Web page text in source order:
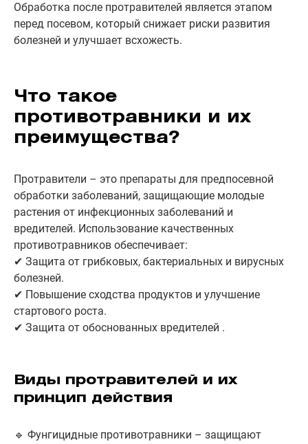
Обработка после протравителей является этапом
перед посевом, который снижает риски развития
болезней и улучшает всхожесть.
Что такое
противотравники и их
преимущества?
Протравители – это препараты для предпосевной
обработки заболеваний, защищающие молодые
растения от инфекционных заболеваний и
вредителей. Использование качественных
противотравников обеспечивает:
✔ Защита от грибковых, бактериальных и вирусных
болезней.
✔ Повышение сходства продуктов и улучшение
стартового роста.
✔ Защита от обоснованных вредителей .
Виды протравителей и их
принцип действия
🔹 Фунгицидные противотравники – защищают